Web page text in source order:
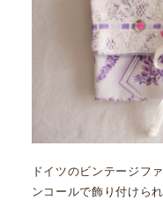
ドイツのビンテージフ
ンコールで飾り付けら